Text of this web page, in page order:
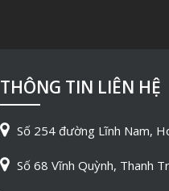
THÔNG TIN LIÊN HỆ
Số 254 đường Lĩnh Nam,
Số 68 Vĩnh Quỳnh, Thanh